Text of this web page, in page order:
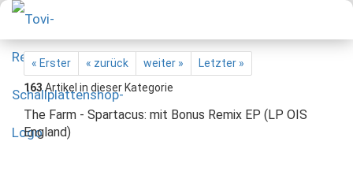
« Erster « zurück weiter »
Letzter »
163Artikel in dieser Kategorie
The Farm - Spartacus: mit Bonus Remix EP (LP OIS
England)